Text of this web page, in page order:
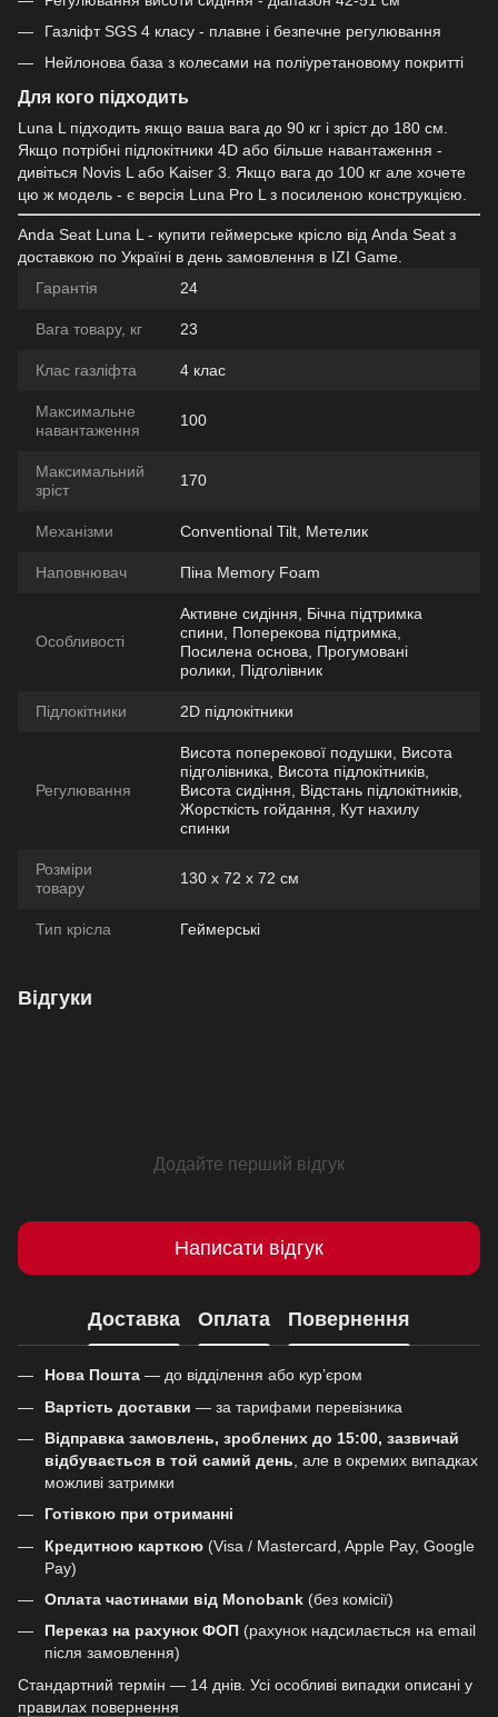
Газліфт SGS 4 класу - плавне і безпечне регулювання
Нейлонова база з колесами на поліуретановому покритті
Для кого підходить
Luna L підходить якщо ваша вага до 90 кг і зріст до 180 см.
Якщо потрібні підлокітники 4D або більше навантаження -
дивіться Novis L або Kaiser 3. Якщо вага до 100 кг але хочете
цю ж модель - є версія Luna Pro L з посиленою конструкцією.
Anda Seat Luna L - купити геймерське крісло від Anda Seat з
доставкою по Україні в день замовлення в IZI Game.
Гарантія
24
Вага товару, кг 23
Клас газліфта 4 клас
Максимальне
навантаження
100
Максимальний
зріст
170
Механізми Conventional Tilt, Метелик
Наповнювач Піна Memory Foam
Особливості
Активне сидіння, Бічна підтримка
спини, Поперекова підтримка,
Посилена основа, Прогумовані
ролики, Підголівник
Підлокітники 2D підлокітники
Регулювання
Висота поперекової подушки, Висота
підголівника, Висота підлокітників,
Висота сидіння, Відстань підлокітників,
Жорсткість гойдання, Кут нахилу
спинки
Розміри
товару
130 х 72 х 72 см
Тип крісла Геймерські
Відгуки
Додайте перший відгук
Написати відгук
Доставка Оплата Повернення
Нова Пошта — до відділення або кур’єром
Вартість доставки — за тарифами перевізника
Відправка замовлень, зроблених до 15:00, зазвичай
відбувається в той самий день , але в окремих випадках
можливі затримки
Готівкою при отриманні
Кредитною карткою (Visa / Mastercard, Apple Pay, Google
Pay)
Оплата частинами від Monobank (без комісії)
Переказ на рахунок ФОП (рахунок надсилається на email
після замовлення)
Стандартний термін — 14 днів. Усі особливі випадки описані у
правилах повернення